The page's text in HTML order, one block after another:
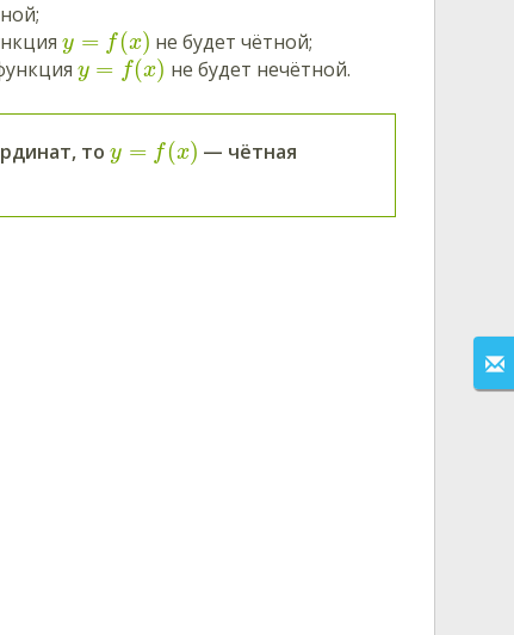
y = f(x) не будет чётной;
y = f(x) не будет нечётной.
тоy = f(x) — чётная